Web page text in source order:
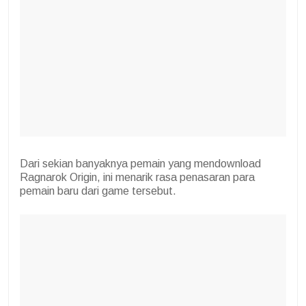
Dari sekian banyaknya pemain yang mendownload
Ragnarok Origin, ini menarik rasa penasaran para
pemain baru dari game tersebut.